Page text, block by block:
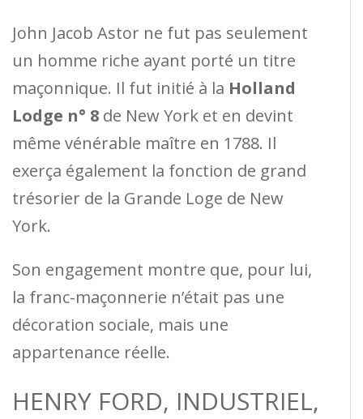
John Jacob Astor ne fut pas seulement
un homme riche ayant porté un titre
maçonnique. Il fut initié à la Holland
Lodge n° 8 de New York et en devint
même vénérable maître en 1788. Il
exerça également la fonction de grand
trésorier de la Grande Loge de New
York.
Son engagement montre que, pour lui,
la franc-maçonnerie n’était pas une
décoration sociale, mais une
appartenance réelle.
HENRY FORD, INDUSTRIEL,